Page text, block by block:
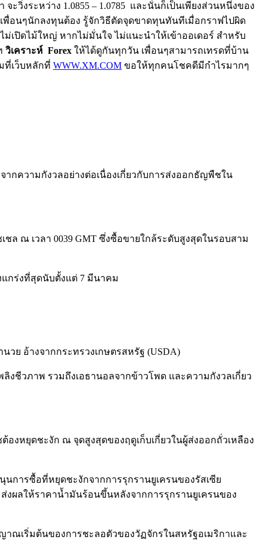
วิ่งระหว่าง 1.0855 – 1.0785 และนั่นก็เป็นเพียงส่วนหนึ่งของ
พื่อนๆนักลงทุนต้อง รู้จักวิธีตัดจุดขาดทุนทันทีเมื่อกราฟไปผิด
เปิดไม้ใหญ่ หากไม่มั่นใจ ไม่แนะนำให้เข้าออเดอร์ สำหรับ
วิเคราะห์ Forex ให้ได้ดูกันทุกวัน เพื่อนๆสามารถเทรดที่บ้าน
ที่เว็บหลักที่ WWW.XM.COM ขอให้ทุกคนโชคดีมีกำไรมากๆ
กความกังวลอย่างต่อเนื่องเกี่ยวกับการส่งออกธัญพืชใน
ณ เวลา 0039 GMT ซึ่งซื้อขายใกล้ระดับสูงสุดในรอบสาม
แกร่งที่สุดนับตั้งแต่ 7 มีนาคม
วย อ้างจากกระทรวงเกษตรสหรัฐ (USDA)
งชีวภาพ รวมถึงเอธานอลจากข้าวโพด และความกังวลเกี่ยว
งหยุดชะงัก ณ จุดสูงสุดของฤดูเก็บเกี่ยวในผู้ส่งออกถั่วเหลือง
การซื้อที่หยุดชะงักจากการรุกรานยูเครนของรัสเซีย
ผลให้ราคาน้ำมันร้อนขึ้นหลังจากการรุกรานยูเครนของ
ณเริ่มต้นของการชะลอตัวของวัฏจักรในสหรัฐอเมริกาและ